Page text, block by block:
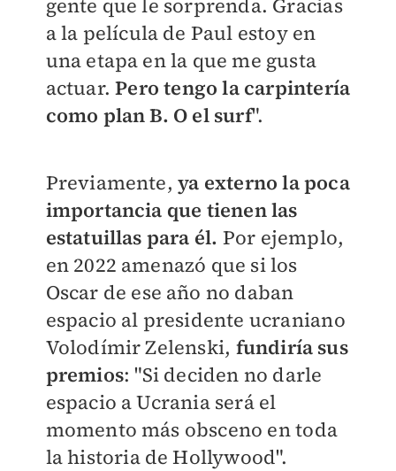
gente que le sorprenda. Gracias
a la película de Paul estoy en
una etapa en la que me gusta
actuar.Pero tengo la carpintería
como plan B. O el surf".
Previamente,ya externo la poca
importancia que tienen las
estatuillas para él. Por ejemplo,
en 2022 amenazó que si los
Oscar de ese año no daban
espacio al presidente ucraniano
Volodímir Zelenski, fundiría sus
premios: "Si deciden no darle
espacio a Ucrania será el
momento más obsceno en toda
la historia de Hollywood".